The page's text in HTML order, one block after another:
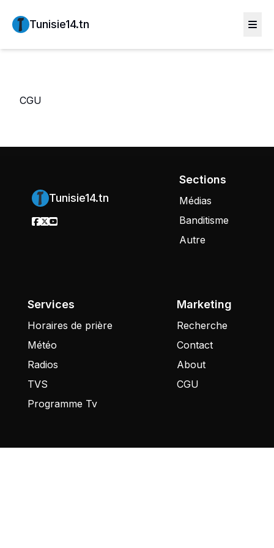
Tunisie14.tn
CGU
Tunisie14.tn
Sections
Médias
Banditisme
Autre
Services
Horaires de prière
Météo
Radios
TVS
Programme Tv
Marketing
Recherche
Contact
About
CGU